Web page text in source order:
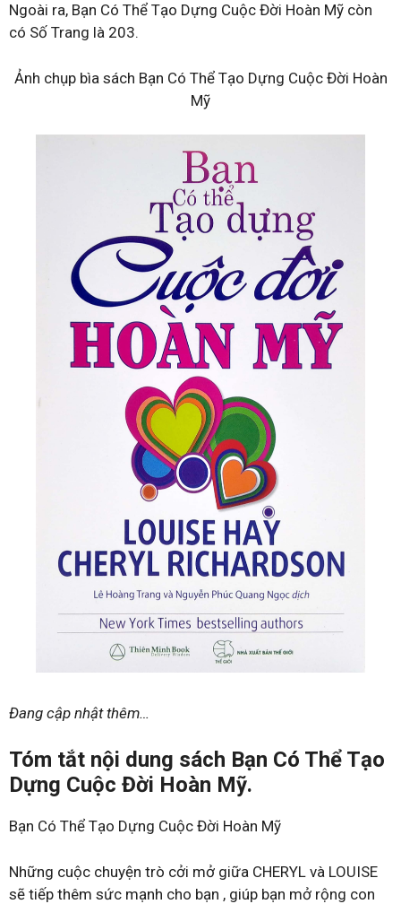
Ngoài ra, Bạn Có Thể Tạo Dựng Cuộc Đời Hoàn Mỹ còn
có Số Trang là 203.
Ảnh chụp bìa sách Bạn Có Thể Tạo Dựng Cuộc Đời Hoàn
Mỹ
Đang cập nhật thêm…
Tóm tắt nội dung sách Bạn Có Thể Tạo
Dựng Cuộc Đời Hoàn Mỹ.
Bạn Có Thể Tạo Dựng Cuộc Đời Hoàn Mỹ
Những cuộc chuyện trò cởi mở giữa CHERYL và LOUISE
sẽ tiếp thêm sức mạnh cho bạn , giúp bạn mở rộng con